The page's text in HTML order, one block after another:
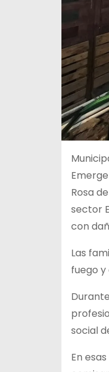
Rosa
sector
con
Las
fuego
social
En